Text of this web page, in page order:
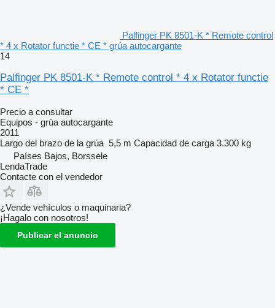
Palfinger PK 8501-K * Remote control
* 4 x Rotator functie * CE * grúa autocargante
14
Palfinger PK 8501-K * Remote control * 4 x Rotator functie
* CE *
Precio a consultar
Equipos - grúa autocargante
2011
Largo del brazo de la grúa 5,5 m Capacidad de carga 3.300 kg
Países Bajos, Borssele
LendaTrade
Contacte con el vendedor
¿Vende vehículos o maquinaria?
¡Hagalo con nosotros!
Publicar el anuncio